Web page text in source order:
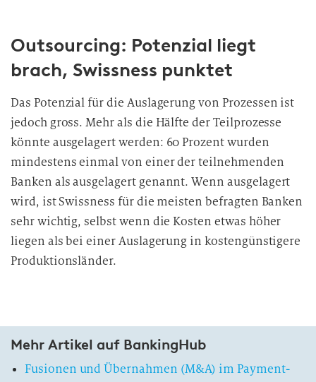
Outsourcing: Potenzial liegt
brach, Swissness punktet
Das Potenzial für die Auslagerung von Prozessen ist
jedoch gross. Mehr als die Hälfte der Teilprozesse
könnte ausgelagert werden: 60 Prozent wurden
mindestens einmal von einer der teilnehmenden
Banken als ausgelagert genannt. Wenn ausgelagert
wird, ist Swissness für die meisten befragten Banken
sehr wichtig, selbst wenn die Kosten etwas höher
liegen als bei einer Auslagerung in kostengünstigere
Produktionsländer.
Mehr Artikel auf BankingHub
Fusionen und Übernahmen (M&A) im Payment-